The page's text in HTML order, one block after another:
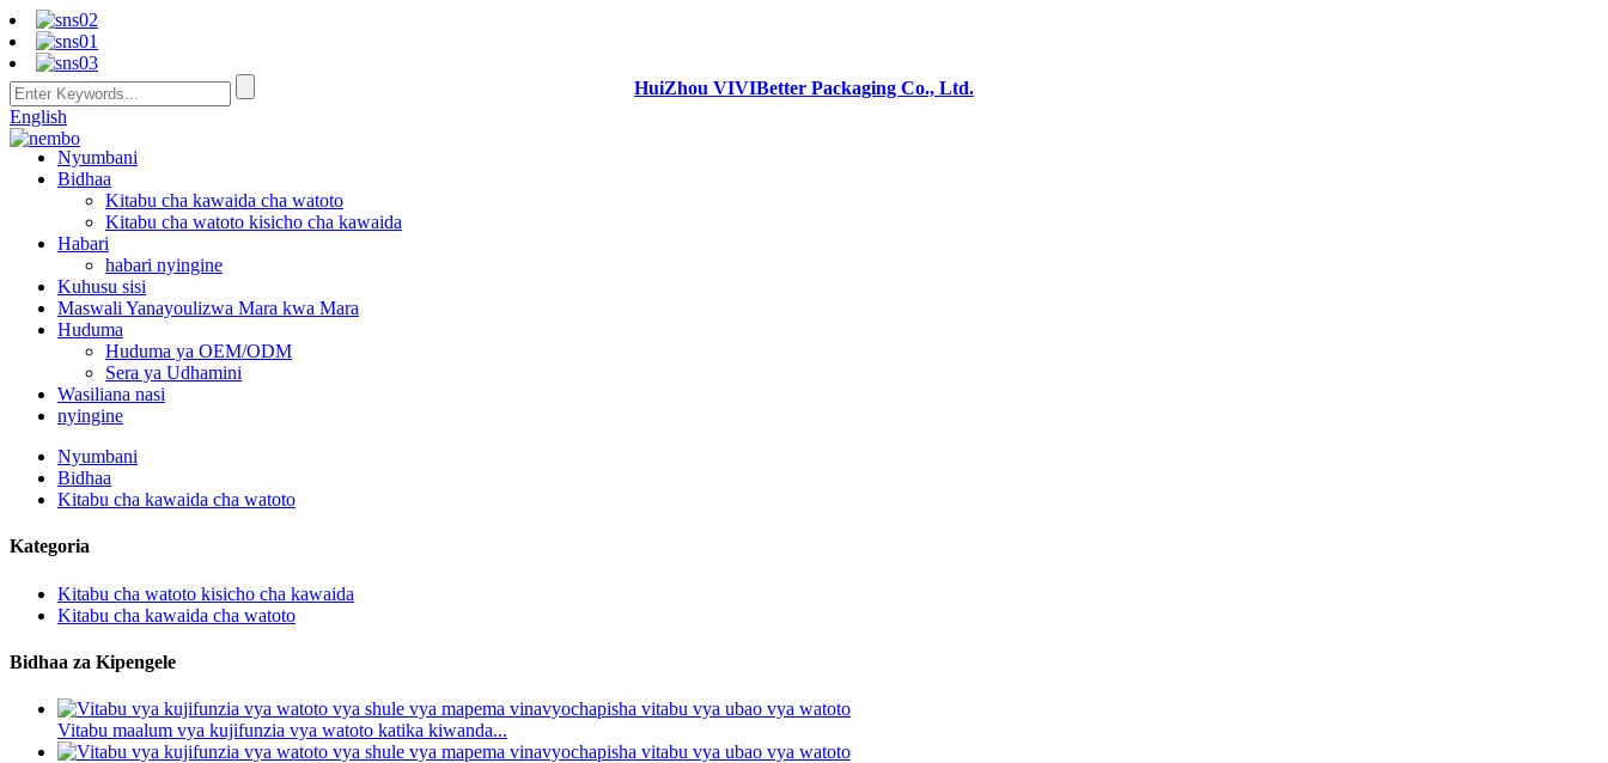
English
HuiZhou VIVIBetter Packaging Co., Ltd.
Nyumbani
Bidhaa
Kitabu cha kawaida cha watoto
Kitabu cha watoto kisicho cha kawaida
Habari
habari nyingine
Kuhusu sisi
Maswali Yanayoulizwa Mara kwa Mara
Huduma
Huduma ya OEM/ODM
Sera ya Udhamini
Wasiliana nasi
nyingine
Nyumbani
Bidhaa
Kitabu cha kawaida cha watoto
Kategoria
Kitabu cha watoto kisicho cha kawaida
Kitabu cha kawaida cha watoto
Bidhaa za Kipengele
Vitabu maalum vya kujifunzia vya watoto katika kiwanda...